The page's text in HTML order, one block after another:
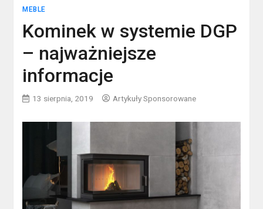
MEBLE
Kominek w systemie DGP
– najważniejsze
informacje
13 sierpnia, 2019 Artykuły Sponsorowane